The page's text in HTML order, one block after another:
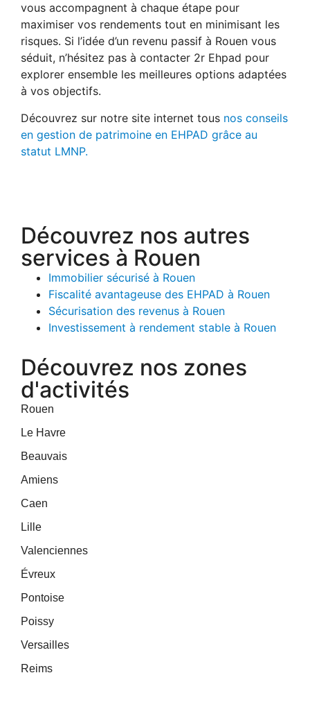
vous accompagnent à chaque étape pour
maximiser vos rendements tout en minimisant les
risques. Si l’idée d’un revenu passif à Rouen vous
séduit, n’hésitez pas à contacter 2r Ehpad pour
explorer ensemble les meilleures options adaptées
à vos objectifs.
Découvrez sur notre site internet tous nos conseils
en gestion de patrimoine en EHPAD grâce au
statut LMNP.
Découvrez nos autres
services à Rouen
Immobilier sécurisé à Rouen
Fiscalité avantageuse des EHPAD à Rouen
Sécurisation des revenus à Rouen
Investissement à rendement stable à Rouen
Découvrez nos zones
d'activités
Rouen
Le Havre
Beauvais
Amiens
Caen
Lille
Valenciennes
Évreux
Pontoise
Poissy
Versailles
Reims